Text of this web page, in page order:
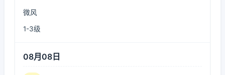
微风
1-3级
08月08日